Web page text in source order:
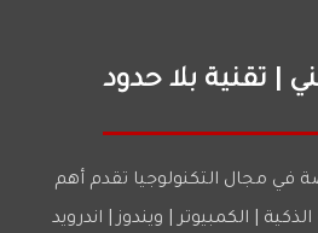
| تقنية بلا حدود
مجال التكنولوجيا تقدم أهم
| الكمبيوتر | ويندوز | اندرويد